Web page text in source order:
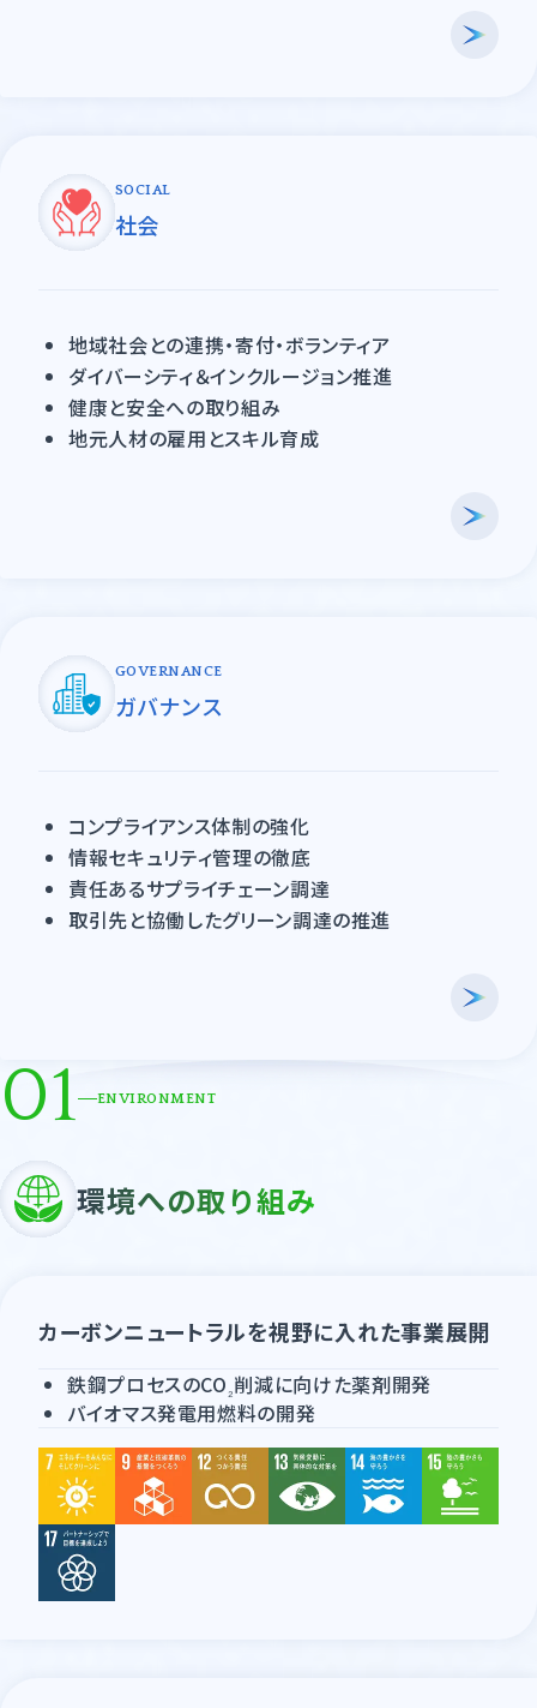
SOCIAL
社会
地域社会との連携・寄付・ボランティア
ダイバーシティ＆インクルージョン推進
健康と安全への取り組み
地元人材の雇用とスキル育成
GOVERNANCE
ガバナンス
コンプライアンス体制の強化
情報セキュリティ管理の徹底
責任あるサプライチェーン調達
取引先と協働したグリーン調達の推進
01 ENVIRONMENT
環境への取り組み
カーボンニュートラルを視野に入れた事業展開
鉄鋼プロセスのCO₂削減に向けた薬剤開発
バイオマス発電用燃料の開発